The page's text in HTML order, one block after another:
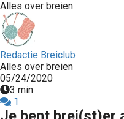
Alles over breien
Redactie Breiclub
Alles over breien
05/24/2020
3 min
1